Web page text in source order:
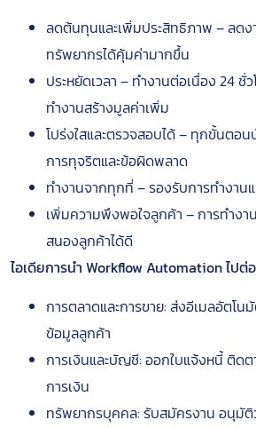
ลดต้นทุนและเพิ่มประสิทธิภาพ – ลด
ทรัพยากรได้คุ้มค่ามากขึ้น
ประหยัดเวลา – ทำงานต่อเนื่อง 24 ชั่
ทำงานสร้างมูลค่าเพิ่ม
โปร่งใสและตรวจสอบได้ – ทุกขั้นตอ
การทุจริตและข้อผิดพลาด
ทำงานจากทุกที่ – รองรับการทำงา
เพิ่มความพึงพอใจลูกค้า – การทำงา
สนองลูกค้าได้ดี
ไอเดียการนำ Workflow Automation ไปต่
การตลาดและการขาย: ส่งอีเมลอัตโ
ข้อมูลลูกค้า
การเงินและบัญชี: ออกใบแจ้งหนี้ ติดต
การเงิน
ทรัพยากรบุคคล: รับสมัครงาน อนุมัติ